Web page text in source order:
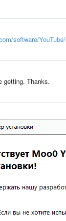
software/YouTube/
getting. Thanks.